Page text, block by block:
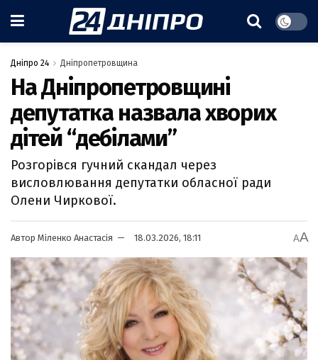
Дніпро 24 Дніпропетровщина
На Дніпропетровщині
депутатка назвала хворих
дітей “дебілами”
Розгорівся гучний скандал через
висловлювання депутатки обласної ради
Олени Чиркової.
Автор Міленко Анастасія 18.03.2026, 18:11 AA